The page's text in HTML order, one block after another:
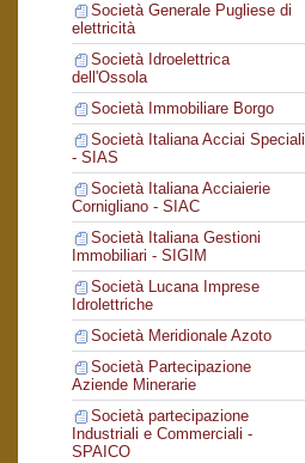
Società Generale Pugliese di
elettricità
Società Idroelettrica
dell'Ossola
Società Immobiliare Borgo
Società Italiana Acciai Speciali
- SIAS
Società Italiana Acciaierie
Cornigliano - SIAC
Società Italiana Gestioni
Immobiliari - SIGIM
Società Lucana Imprese
Idrolettriche
Società Meridionale Azoto
Società Partecipazione
Aziende Minerarie
Società partecipazione
Industriali e Commerciali -
SPAICO